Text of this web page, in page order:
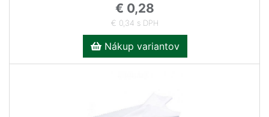
€ 0,28
€ 0,34 s DPH
Nákup variantov